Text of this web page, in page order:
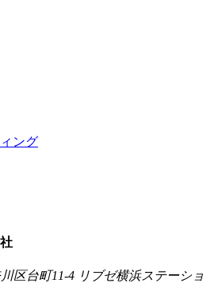
ング
区台町11-4 リブゼ横浜ステーショ